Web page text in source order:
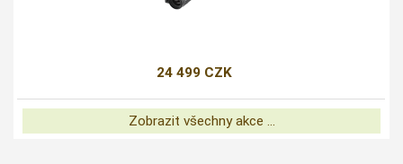
24 499 CZK
Zobrazit všechny akce ...